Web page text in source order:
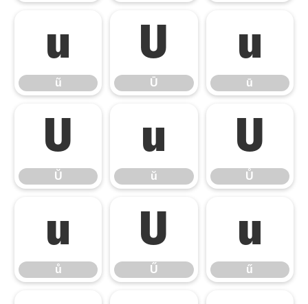
ũ
ũ
Ū
Ū
ū
ū
Ŭ
Ŭ
ŭ
ŭ
Ů
Ů
ů
ů
Ű
Ű
ű
ű